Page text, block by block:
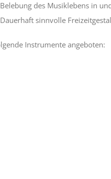
des Musiklebens in
sinnvolle
Instrumente angeboten: